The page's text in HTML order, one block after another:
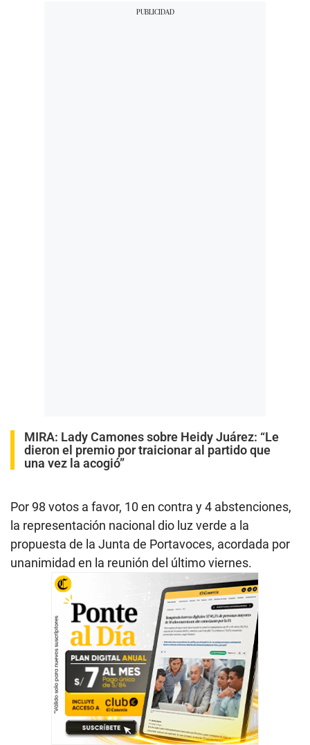
MIRA: Lady Camones sobre Heidy Juárez: “Le
dieron el premio por traicionar al partido que
una vez la acogió”
Por 98 votos a favor, 10 en contra y 4 abstenciones,
la representación nacional dio luz verde a la
propuesta de la Junta de Portavoces, acordada por
unanimidad en la reunión del último viernes.